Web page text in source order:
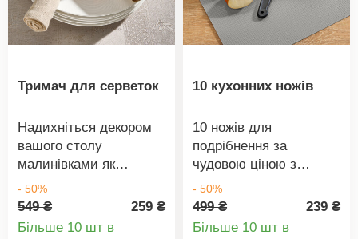
320 мл, підходить для
всіх видів продуктів.
Кришка для свіжості в
ваші продукти свіжими
насолоджуватися ними
довше.
Тримач для серветок
Надихніться декором
вашого столу
малинівками як
підставками для
серветок! Вашим
гостям неодмінно
- 50%
549 ₴
259 ₴
Більше 10 шт в
10 кухонних ножів
10 ножів для
подрібнення за
чудовою ціною з
якісним лезом.
Здивуйте себе
кольором, який ми для
- 50%
499 ₴
239 ₴
Більше 10 шт в